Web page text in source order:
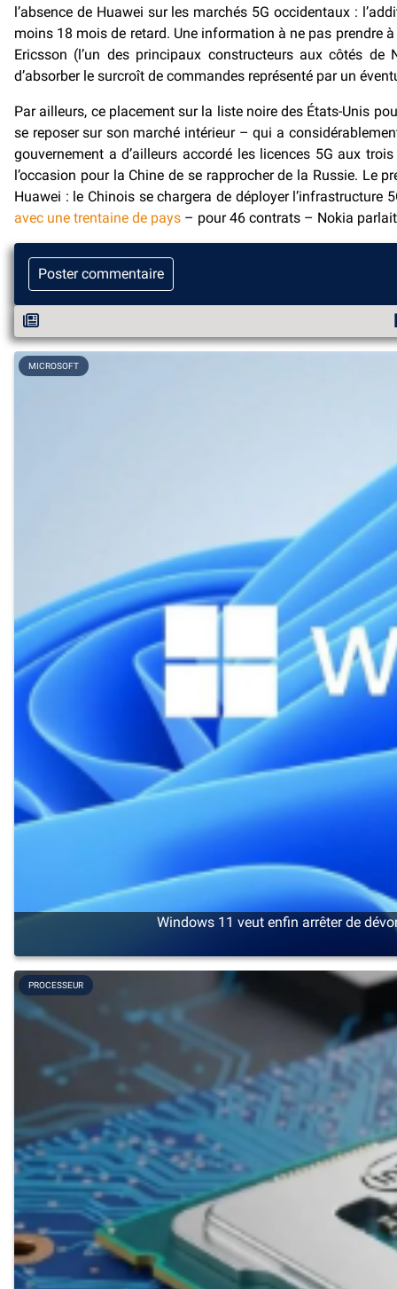
l’absence de Huawei sur les marchés 5G occidentaux :
moins 18 mois de retard. Une information à ne pas prendre
Ericsson (l’un des principaux constructeurs aux côtés
d’absorber le surcroît de commandes représenté par un
Par ailleurs, ce placement sur la liste noire des États-Unis
se reposer sur son marché intérieur – qui a
gouvernement a d’ailleurs accordé les licences 5G aux
l’occasion pour la Chine de se rapprocher de la Russie. Le
Huawei : le Chinois se chargera de déployer l’infrastructure
avec une trentaine de pays – pour 46 contrats – Nokia
Poster commentaire
Windows 11 veut enfin arrêter de
MICROSOFT
PROCESSEUR